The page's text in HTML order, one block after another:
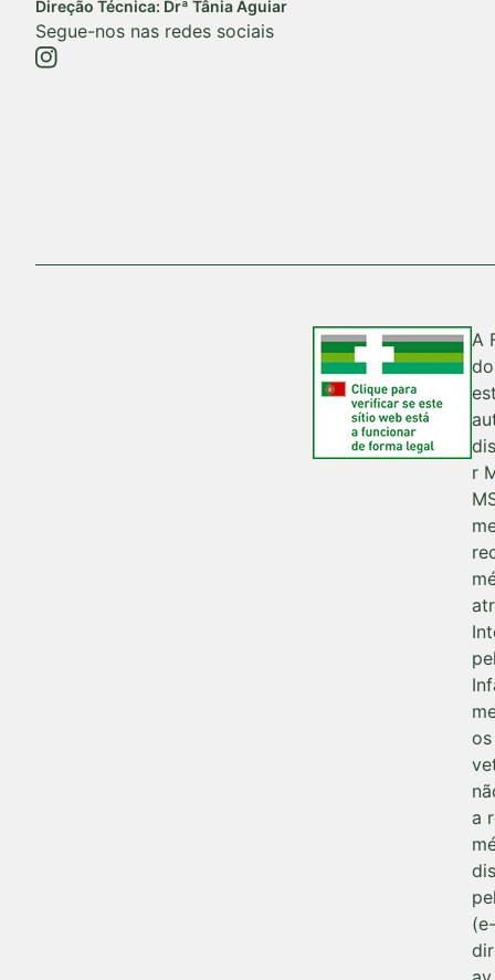
Direção Técnica: Drª Tânia Aguiar
Segue-nos nas redes sociais
https://www.instagram.com/farmaciadofluvial/
(ligação abre num novo separador/janela)
A
r
os
a